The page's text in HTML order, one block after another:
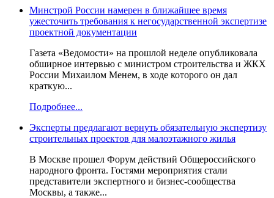
Минстрой России намерен в ближайшее время
ужесточить требования к негосударственной экспертизе
проектной документации
Газета «Ведомости» на прошлой неделе опубликовала
обширное интервью с министром строительства и ЖКХ
России Михаилом Менем, в ходе которого он дал
краткую...
Подробнее...
Эксперты предлагают вернуть обязательную экспертизу
строительных проектов для малоэтажного жилья
В Москве прошел Форум действий Общероссийского
народного фронта. Гостями мероприятия стали
представители экспертного и бизнес-сообщества
Москвы, а также...